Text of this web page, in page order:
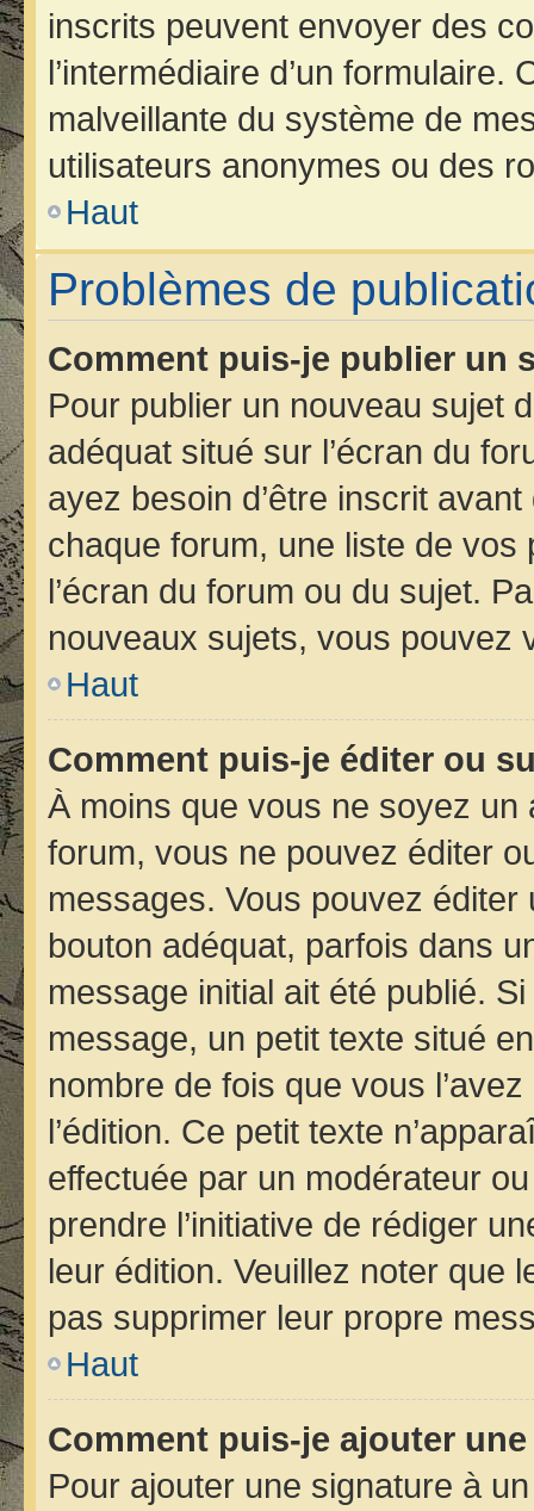
inscrits peuvent envoyer des
l’intermédiaire d’un
malveillante du système de
utilisateurs anonymes ou des
Haut
Problèmes de
Comment puis-je publier un
Pour publier un nouveau sujet
adéquat situé sur l’écran du
ayez besoin d’être inscrit
chaque forum, une liste de
l’écran du forum ou du sujet.
nouveaux sujets, vous pouvez
Haut
Comment puis-je éditer ou
À moins que vous ne soyez
forum, vous ne pouvez éditer
messages. Vous pouvez
bouton adéquat, parfois dans
message initial ait été publié.
message, un petit texte situé
nombre de fois que vous
l’édition. Ce petit texte
effectuée par un modérateur
prendre l’initiative de rédiger
leur édition. Veuillez noter que
pas supprimer leur propre
Haut
Comment puis-je ajouter
Pour ajouter une signature à